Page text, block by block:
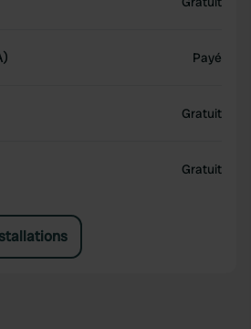
Payé
Gratuit
Gratuit